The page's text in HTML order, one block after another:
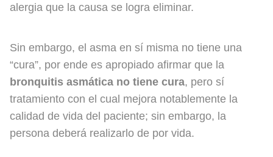
alergia que la causa se logra eliminar.
Sin embargo, el asma en sí misma no tiene una
“cura”, por ende es apropiado afirmar que la
bronquitis asmática no tiene cura, pero sí
tratamiento con el cual mejora notablemente la
calidad de vida del paciente; sin embargo, la
persona deberá realizarlo de por vida.